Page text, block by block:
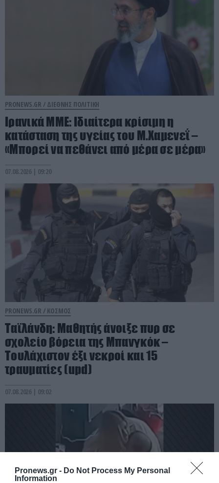
Pronews.gr - Do Not Process My Personal
Information
PRONEWS.GR / ΔΙΕΘΝΗΣ ΠΟΛΙΤΙΚΗ
Ιρανικά ΜΜΕ: Ιδιαίτερα κρίσιμη η
κατάσταση της υγείας του Μ.Χαμενεΐ –
«Μπορεί να πεθάνει από μέρα σε μέρα»
07.08.2026 | 09:20
PRONEWS.GR / ΚΟΣΜΟΣ
Tαϊλάνδη: Μαθητής άνοιξε πυρ σε
σχολείο βόρεια της Μπανγκόκ –
Τουλάχιστον έξι νεκροί και 15
τραυματίες (upd)
07.08.2026 | 09:02